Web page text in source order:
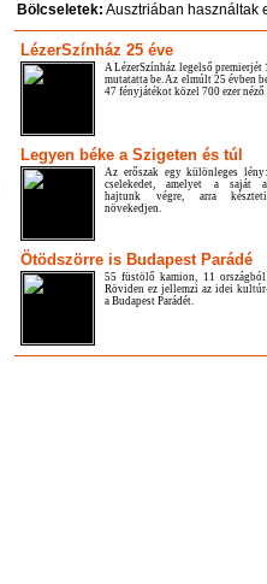
Bölcseletek: Ausztriában használtak
LézerSzínház 25 éve
A LézerSzínház legelső premierjét
mutatatta be. Az elmúlt 25 évben
47 fényjátékot közel 700 ezer néző
Legyen béke a Szigeten és túl
Az erőszak egy különleges
cselekedet, amelyet a saját
hajtunk végre, arra
növekedjen.
Ötödszörre is Budapest Parádé
55 füstölő kamion, 11
Röviden ez jellemzi az idei
a Budapest Parádét.